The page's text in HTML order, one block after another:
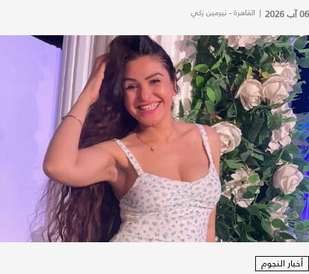
06 آب 2026 | القاهرة - نيرمين زكي
أخبار النجوم